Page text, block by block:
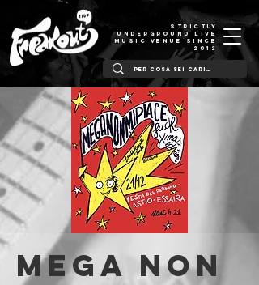
STRICTLY
UNDERGROUND LIVE
MUSIC VENUE SINCE
2012
MEGA NON